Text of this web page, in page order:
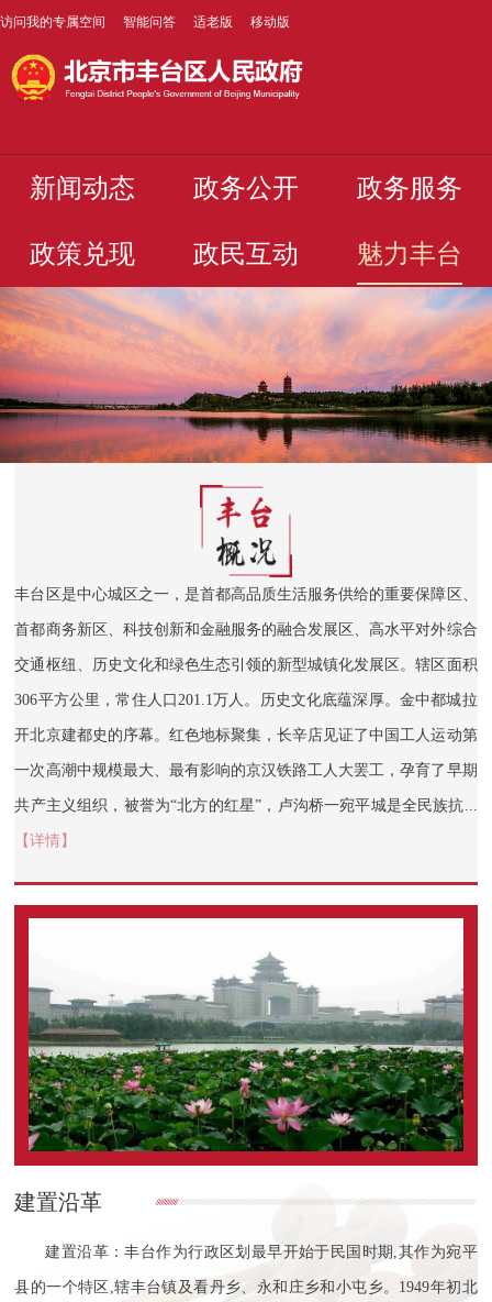
访问我的专属空间 智能问答 适老版 移动版
新闻动态 政务公开 政务服务
政策兑现 政民互动 魅力丰台
丰台区是中心城区之一，是首都高品质生活服务供给的重要保障区、
首都商务新区、科技创新和金融服务的融合发展区、高水平对外综合
交通枢纽、历史文化和绿色生态引领的新型城镇化发展区。辖区面积
306平方公里，常住人口201.1万人。历史文化底蕴深厚。金中都城拉
开北京建都史的序幕。红色地标聚集，长辛店见证了中国工人运动第
一次高潮中规模最大、最有影响的京汉铁路工人大罢工，孕育了早期
共产主义组织，被誉为“北方的红星”，卢沟桥一宛平城是全民族抗...
【详情】
建置沿革
建置沿革：丰台作为行政区划最早开始于民国时期,其作为宛平
县的一个特区,辖丰台镇及看丹乡、永和庄乡和小屯乡。1949年初北